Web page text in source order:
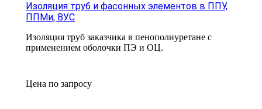
Изоляция труб и фасонных элементов в ППУ,
ППМи, ВУС
Изоляция труб заказчика в пенополиуретане с
применением оболочки ПЭ и ОЦ.
Цена по запросу